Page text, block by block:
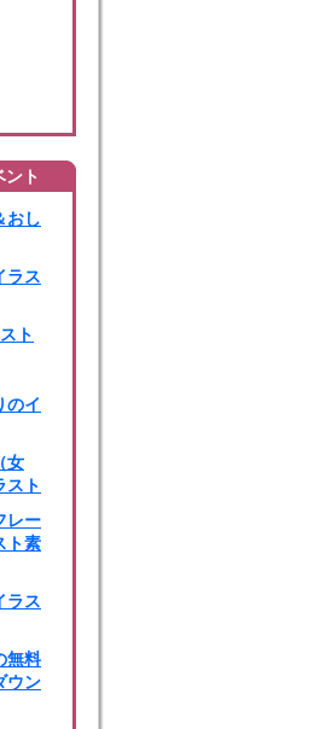
ント
おし
ラス
ト
のイ
女
スト
レー
ト素
ラス
無料
ウン